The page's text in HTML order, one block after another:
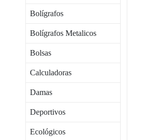
Bolígrafos
Bolígrafos Metalicos
Bolsas
Calculadoras
Damas
Deportivos
Ecológicos